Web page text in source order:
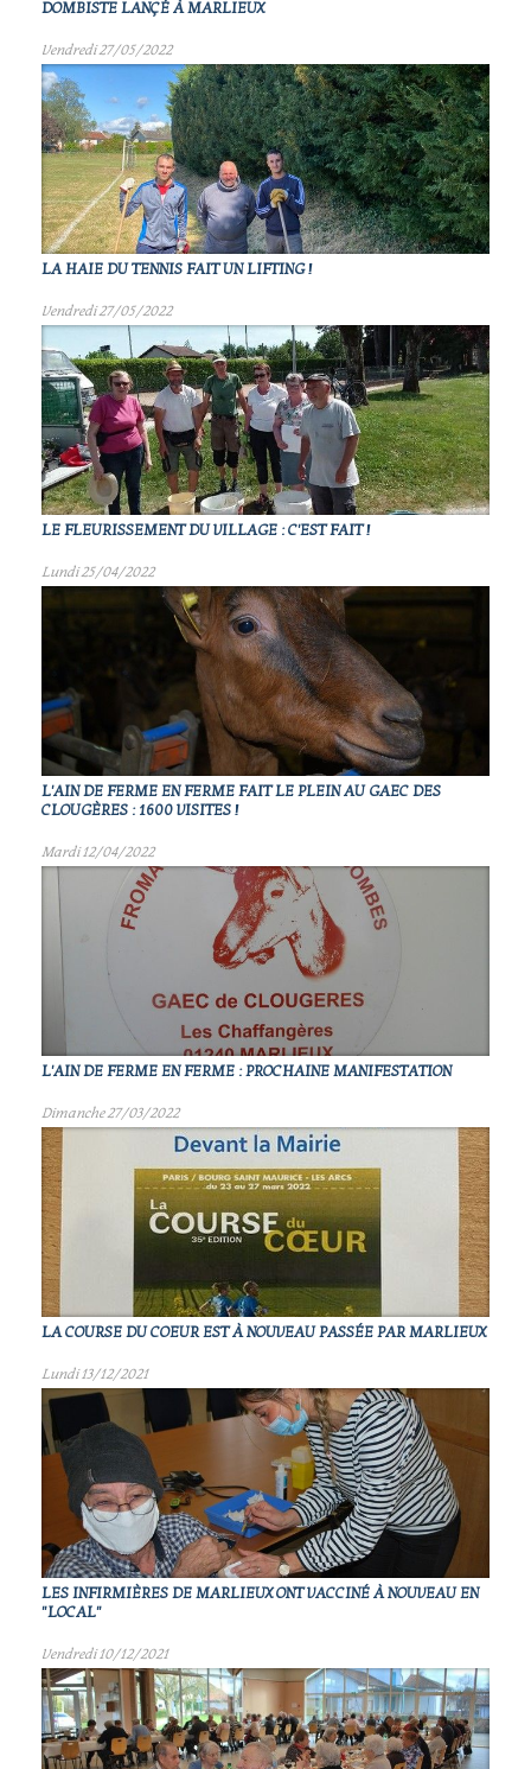
DOMBISTE LANÇÉ À MARLIEUX
Vendredi 27/05/2022
LA HAIE DU TENNIS FAIT UN LIFTING !
Vendredi 27/05/2022
LE FLEURISSEMENT DU VILLAGE : C'EST FAIT !
Lundi 25/04/2022
L'AIN DE FERME EN FERME FAIT LE PLEIN AU GAEC DES
CLOUGÈRES : 1600 VISITES !
Mardi 12/04/2022
L'AIN DE FERME EN FERME : PROCHAINE MANIFESTATION
Dimanche 27/03/2022
LA COURSE DU COEUR EST À NOUVEAU PASSÉE PAR MARLIEUX
Lundi 13/12/2021
LES INFIRMIÈRES DE MARLIEUX ONT VACCINÉ À NOUVEAU EN
"LOCAL"
Vendredi 10/12/2021